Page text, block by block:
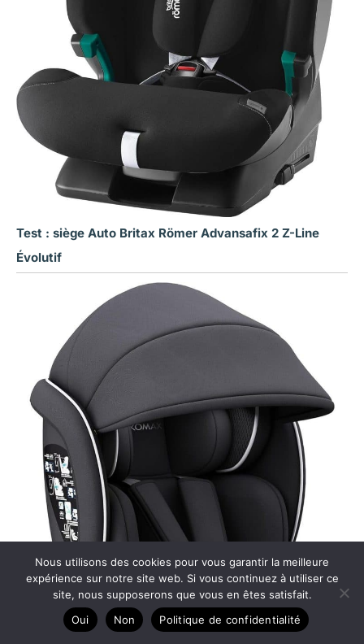
Test : siège Auto Britax Römer Advansafix 2 Z-Line
Évolutif
Nous utilisons des cookies pour vous garantir la meilleure
expérience sur notre site web. Si vous continuez à utiliser ce
site, nous supposerons que vous en êtes satisfait.
Oui
Non Politique de confidentialité